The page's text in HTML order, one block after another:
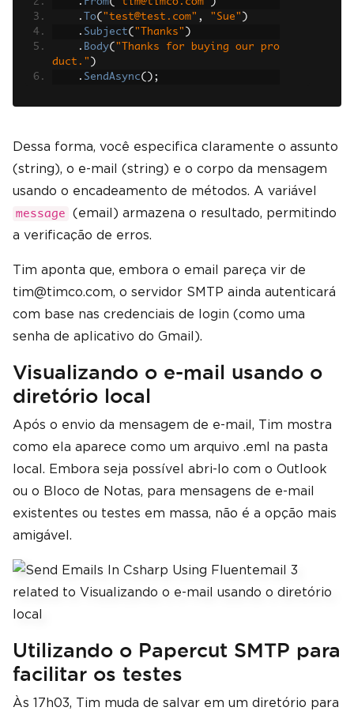
.
To( "test@test.com" , "Sue" )
. Subject( "Thanks" )
. Body( "Thanks for buying our pro
duct." )
. SendAsync();
Dessa forma, você especifica claramente o assunto
(string), o e-mail (string) e o corpo da mensagem
usando o encadeamento de métodos. A variável
message
(email) armazena o resultado, permitindo
a verificação de erros.
Tim aponta que, embora o email pareça vir de
tim@timco.com, o servidor SMTP ainda autenticará
com base nas credenciais de login (como uma
senha de aplicativo do Gmail).
Visualizando o e-mail usando o
diretório local
Após o envio da mensagem de e-mail, Tim mostra
como ela aparece como um arquivo .eml na pasta
local. Embora seja possível abri-lo com o Outlook
ou o Bloco de Notas, para mensagens de e-mail
existentes ou testes em massa, não é a opção mais
amigável.
Utilizando o Papercut SMTP para
facilitar os testes
Às 17h03, Tim muda de salvar em um diretório para